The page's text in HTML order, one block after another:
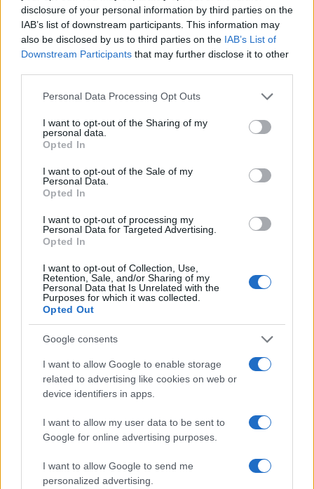
disclosure of your personal information by third parties on the
IAB’s list of downstream participants. This information may
also be disclosed by us to third parties on the IAB’s List of
Downstream Participants that may further disclose it to other
Please note that this website/app uses one or more Google
not limited to your visit or usage behaviour. You may click to
grant or deny consent to Google and its third-party tags to
use your data for below specified purposes in below Google
consent section.
Personal Data Processing Opt Outs
I want to opt-out of the Sharing of my
personal data.
Opted In
I want to opt-out of the Sale of my
Personal Data.
Opted In
I want to opt-out of processing my
Personal Data for Targeted Advertising.
Opted In
I want to opt-out of Collection, Use,
Retention, Sale, and/or Sharing of my
Personal Data that Is Unrelated with the
Purposes for which it was collected.
Opted Out
Google consents
I want to allow Google to enable storage
related to advertising like cookies on web or
device identifiers in apps.
I want to allow my user data to be sent to
Google for online advertising purposes.
I want to allow Google to send me
personalized advertising.
Ακολουθήστε το Νewsit.gr στοGoogle News και
ενημερωθείτε πρώτοι για όλη την ειδησεογραφία και τα
τελευταία νέατης ημέρας
Πιο δημοφιλή
Σοκαριστική υπόθεση στην Κρήτη:
Τουρίστας ρωτούσε πόσο να πληρώσει για
να ασελγήσει σε 10χρονο κορίτσι - Το παιδί
καθόταν αμέριμνο σε αυλή επιχείρησης
πρώην σύζυγος του Βασίλη Χιώτη
Δεν ήταν μόνο η ταχύτητα που οδήγησε
και γιο - «Ίσως κάτι απέσπασε την προσοχή
του οδηγού» λέει πραγματογνώμονας
Μυστράς: Αλλαγή στην υπερασπιστική
γραμμή του 55χρονου που έκρυψε τον
νεκρό πατέρα του σε καταψύκτη – Η
αγάπη στους γονείς και η διαφωνία με την
Ιωάννα Τούνη: Η throwback φωτογραφία
από την Ίμπιζα με τον Δημήτρη
Σπυριδωνίδη
Marfin: Η 46χρονη πήρε προθεσμία για